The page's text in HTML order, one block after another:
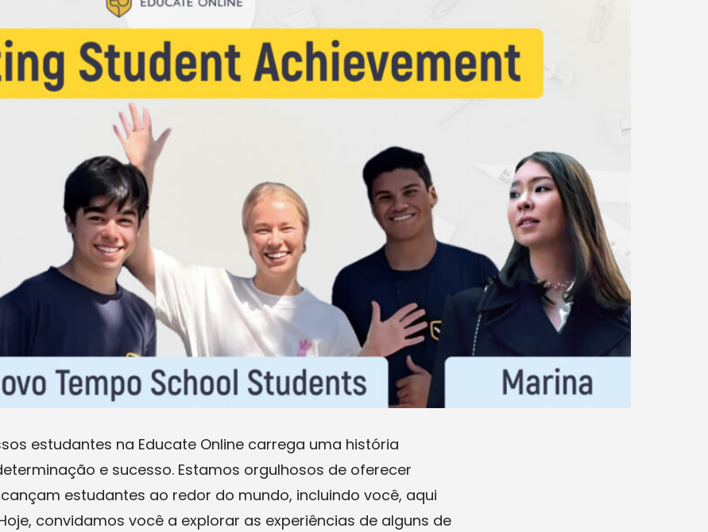
estudantes na Educate Online carrega uma história
e sucesso. Estamos orgulhosos de oferecer
estudantes ao redor do mundo, incluindo você, aqui
convidamos você a explorar as experiências de alguns de